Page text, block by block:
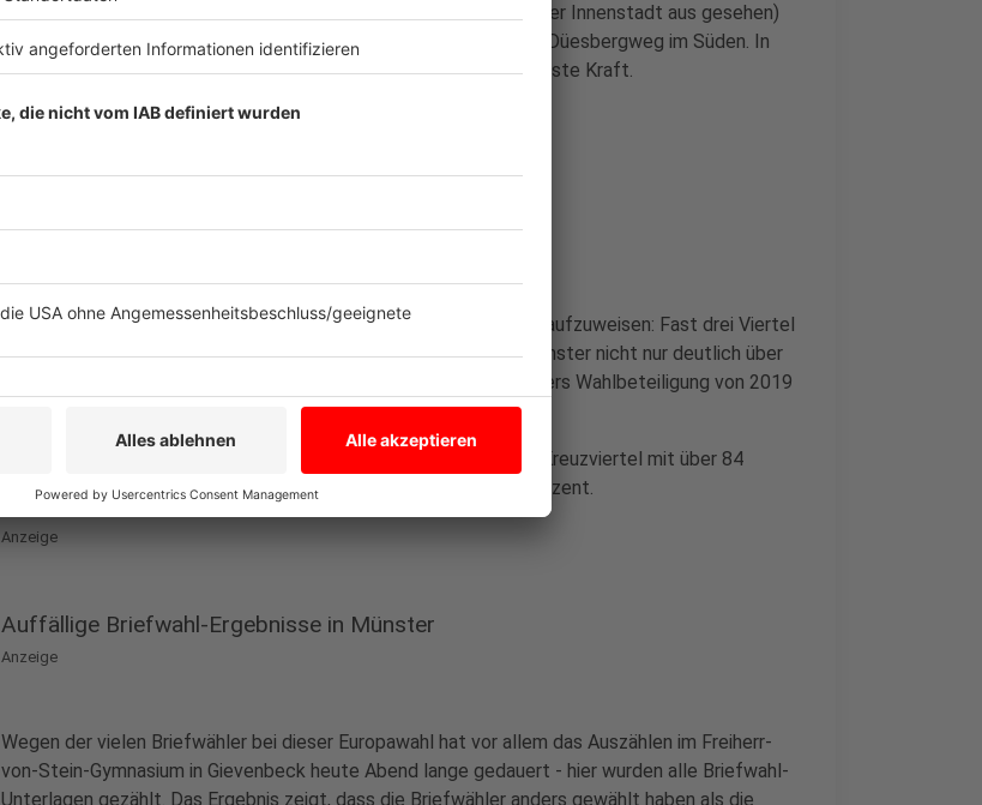
Norden, in fast allen Vierteln bis zum Dortmund-Ems-Kanal (von der Innenstadt aus gesehen)
im Osten und entlang des Aasees und bis zu den Bahngleisen am Düesbergweg im Süden. In
ausnahmslos allen äußeren Stadtteilen ist dagegen die CDU stärkste Kraft.
Anzeige
Münster hat eine der höchsten Wahlbeteiligungen Deutschlands aufzuweisen: Fast drei Viertel
aller Münsteraner (74,34 Prozent) haben gewählt. Damit liegt Münster nicht nur deutlich über
dem Bundesdurchschnitt (65 Prozent), sondern auch über Münsters Wahlbeteiligung von 2019
Mit Abstand am höchsten war die Wahlbeteiligung stadtweit im Kreuzviertel mit über 84
Prozent. Mit Abstand am niedrigsten war sie in Coerde mit 50 Prozent.
Anzeige
Auffällige Briefwahl-Ergebnisse in Münster
Anzeige
Wegen der vielen Briefwähler bei dieser Europawahl hat vor allem das Auszählen im Freiherr-
von-Stein-Gymnasium in Gievenbeck heute Abend lange gedauert - hier wurden alle Briefwahl-
Unterlagen gezählt. Das Ergebnis zeigt, dass die Briefwähler anders gewählt haben als die